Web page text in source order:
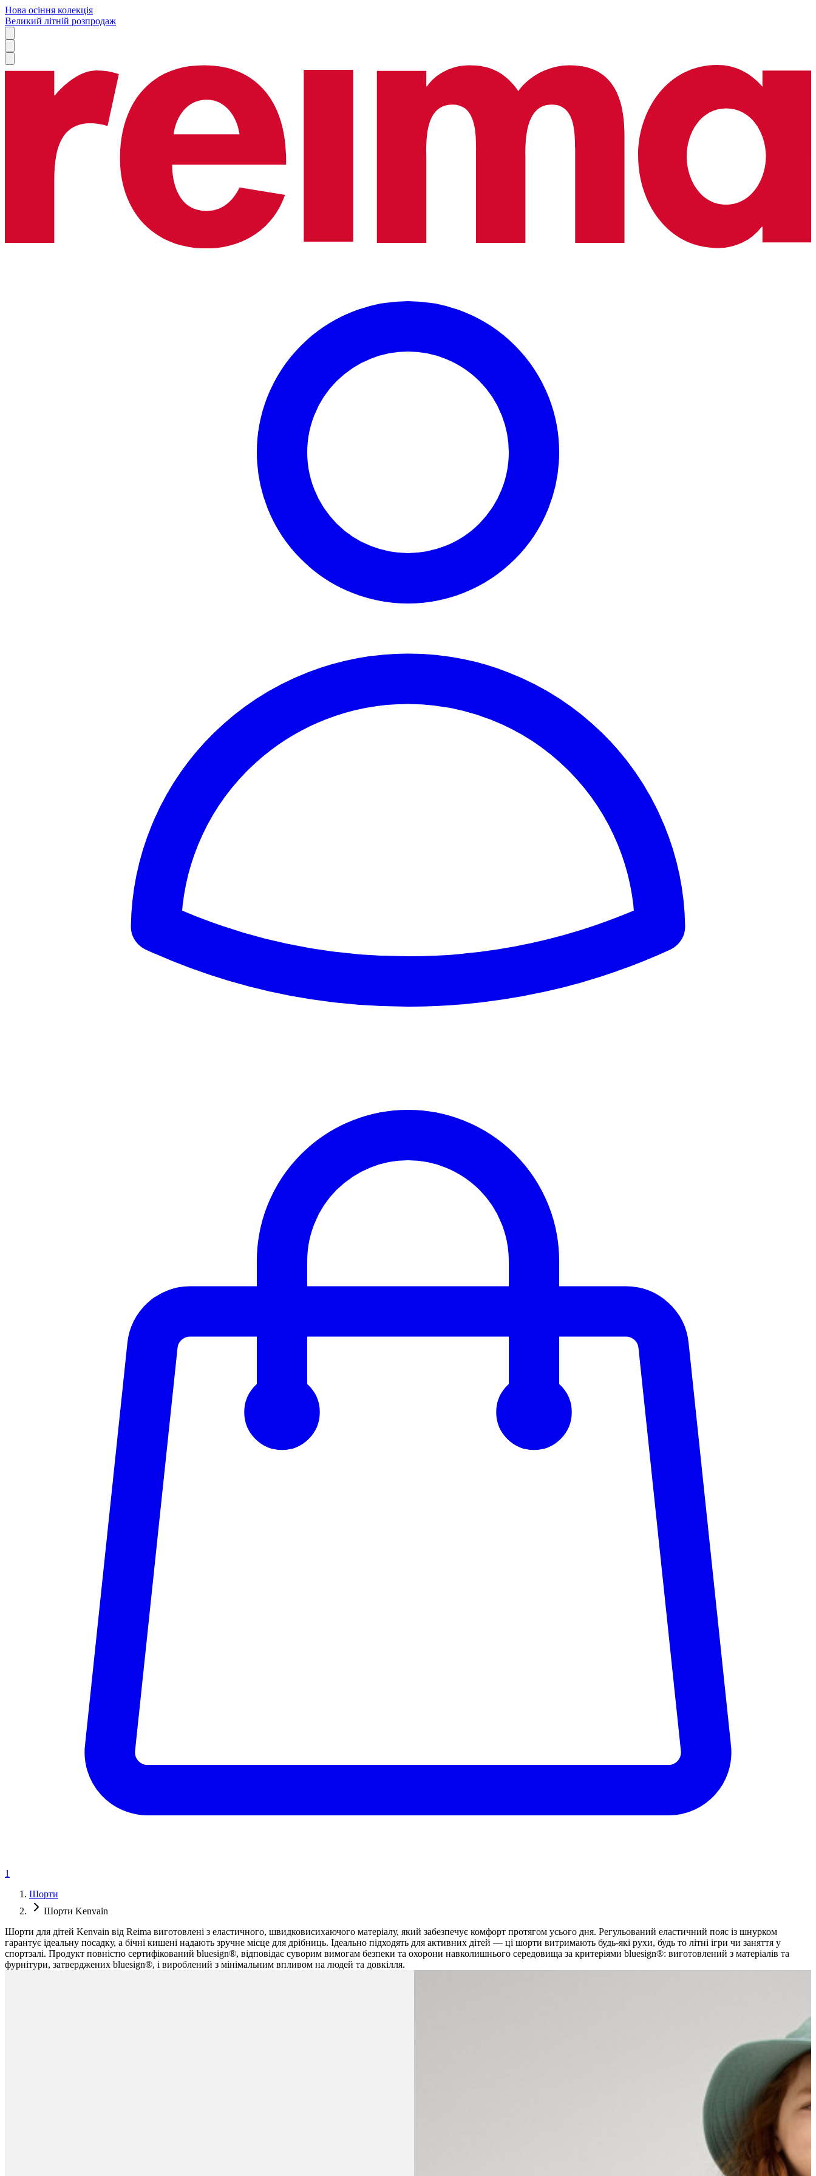
Нова осіння колекція
Великий літній розпродаж
1
Шорти
Шорти Kenvain
Шорти для дітей Kenvain від Reima виготовлені з еластичного, швидковисихаючого матеріалу, який забезпечує комфорт протягом усього дня. Регульований еластичний пояс із шнурком
гарантує ідеальну посадку, а бічні кишені надають зручне місце для дрібниць. Ідеально підходять для активних дітей — ці шорти витримають будь-які рухи, будь то літні ігри чи заняття у
спортзалі. Продукт повністю сертифікований bluesign®, відповідає суворим вимогам безпеки та охорони навколишнього середовища за критеріями bluesign®: виготовлений з матеріалів та
фурнітури, затверджених bluesign®, і вироблений з мінімальним впливом на людей та довкілля.